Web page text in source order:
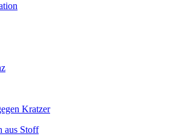
Kratzer
aus Stoff